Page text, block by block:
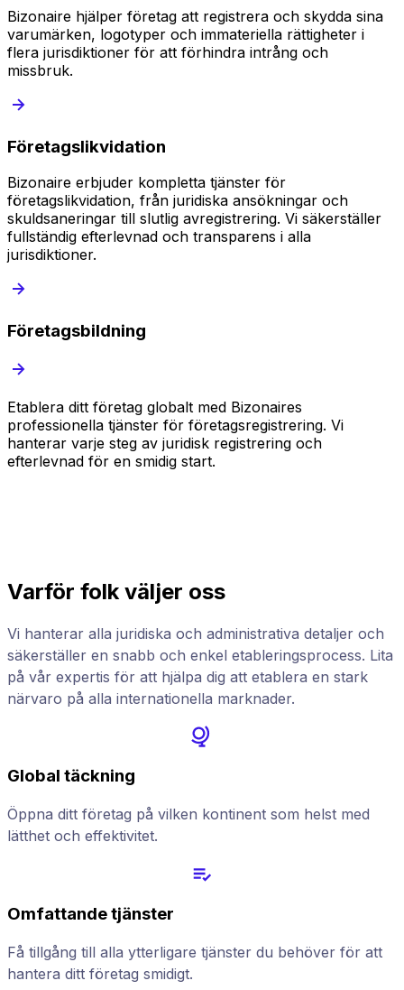
Bizonaire hjälper företag att registrera och skydda sina
varumärken, logotyper och immateriella rättigheter i
flera jurisdiktioner för att förhindra intrång och
missbruk.
Företagslikvidation
Bizonaire erbjuder kompletta tjänster för
företagslikvidation, från juridiska ansökningar och
skuldsaneringar till slutlig avregistrering. Vi säkerställer
fullständig efterlevnad och transparens i alla
jurisdiktioner.
Företagsbildning
Etablera ditt företag globalt med Bizonaires
professionella tjänster för företagsregistrering. Vi
hanterar varje steg av juridisk registrering och
efterlevnad för en smidig start.
Varför folk väljer oss
Vi hanterar alla juridiska och administrativa detaljer och
säkerställer en snabb och enkel etableringsprocess. Lita
på vår expertis för att hjälpa dig att etablera en stark
närvaro på alla internationella marknader.
Global täckning
Öppna ditt företag på vilken kontinent som helst med
lätthet och effektivitet.
Omfattande tjänster
Få tillgång till alla ytterligare tjänster du behöver för att
hantera ditt företag smidigt.